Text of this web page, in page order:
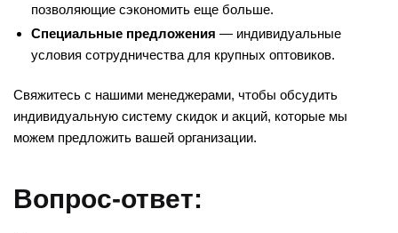
позволяющие сэкономить еще больше.
Специальные предложения — индивидуальные
условия сотрудничества для крупных оптовиков.
Свяжитесь с нашими менеджерами, чтобы обсудить
индивидуальную систему скидок и акций, которые мы
можем предложить вашей организации.
Вопрос-ответ: